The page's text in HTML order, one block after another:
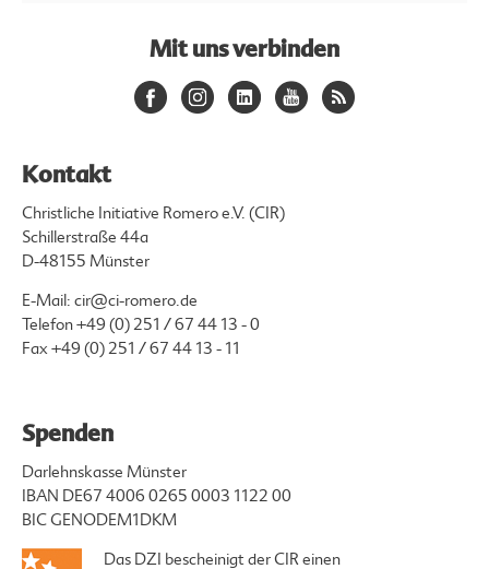
Mit uns verbinden
Kontakt
Christliche Initiative Romero e.V. (CIR)
Schillerstraße 44a
D-48155 Münster
E-Mail: cir@ci-romero.de
Telefon+49 (0) 251 / 67 44 13 - 0
Fax +49 (0) 251 / 67 44 13 - 11
Spenden
Darlehnskasse Münster
IBAN DE67 4006 0265 0003 1122 00
BIC GENODEM1DKM
Das DZI bescheinigt der CIR einen